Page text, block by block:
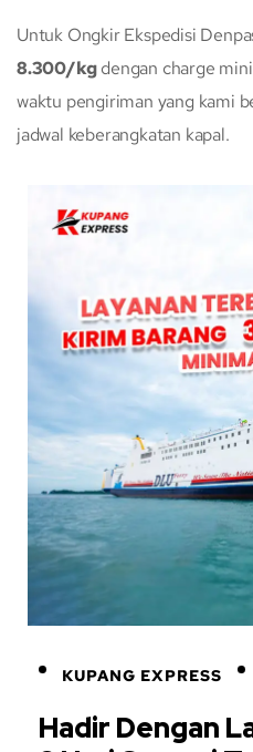
Untuk Ongkir Ekspedisi
8.300/kgdengan charge
waktu pengiriman yang kami
jadwal keberangkatan kapal.
KUPANG EXPRESS
Hadir Dengan